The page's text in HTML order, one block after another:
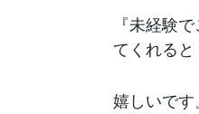
『未経験
てくれると
嬉しいで